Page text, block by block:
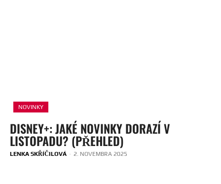
NOVINKY
DISNEY+: JAKÉ NOVINKY DORAZÍ V
LISTOPADU? (PŘEHLED)
LENKA SKŘÍČILOVÁ - 2. NOVEMBRA 2025